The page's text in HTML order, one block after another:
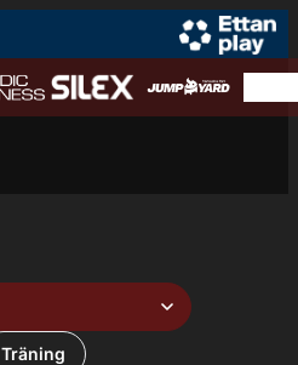
Träning